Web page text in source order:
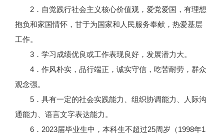
2．自觉践行社会主义核心价值观，爱党爱国，有理想
抱负和家国情怀，甘于为国家和人民服务奉献，热爱基层
工作。
3．学习成绩优良或工作表现良好，发展潜力大。
4．作风朴实，品行端正，诚实守信，吃苦耐劳，群众
观念强。
5．具有一定的社会实践能力、组织协调能力、人际沟
通能力、语言文字表达能力。
6．2023届毕业生中，本科生不超过25周岁（1998年1